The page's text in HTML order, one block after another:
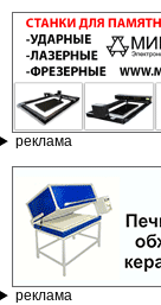
реклама
реклама